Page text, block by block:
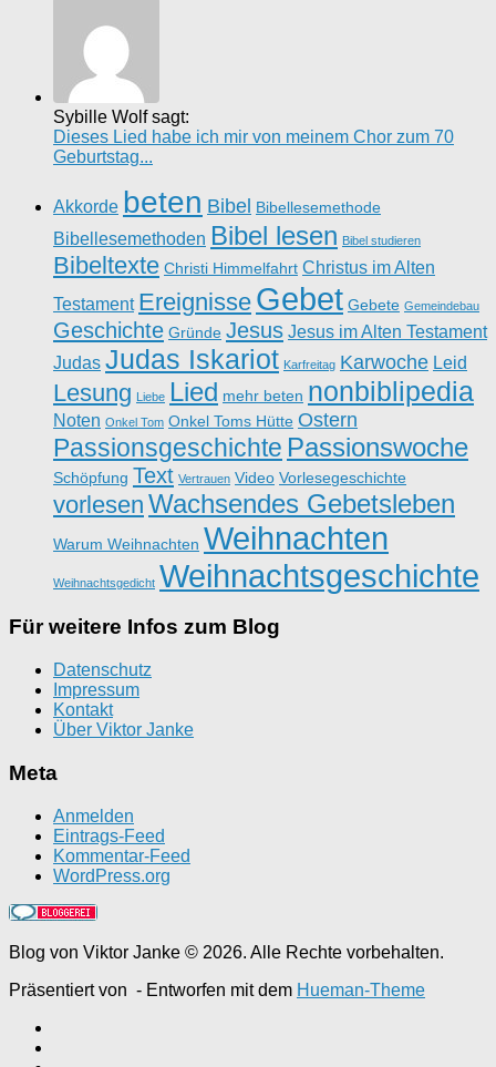
Sybille Wolf sagt:
Dieses Lied habe ich mir von meinem Chor zum 70
Geburtstag...
Akkorde beten Bibel Bibellesemethode
Bibellesemethoden Bibel lesen Bibel studieren
Bibeltexte Christi Himmelfahrt Christus im Alten
Testament Ereignisse Gebet Gebete Gemeindebau
Geschichte Gründe Jesus Jesus im Alten Testament
Judas Judas Iskariot Karfreitag Karwoche Leid
Lesung Liebe Lied mehr beten nonbiblipedia
Noten Onkel Tom Onkel Toms Hütte Ostern
Passionsgeschichte Passionswoche
Schöpfung Text Vertrauen Video Vorlesegeschichte
vorlesen Wachsendes Gebetsleben
Warum Weihnachten Weihnachten
Weihnachtsgedicht Weihnachtsgeschichte
Für weitere Infos zum Blog
Datenschutz
Impressum
Kontakt
Über Viktor Janke
Meta
Anmelden
Eintrags-Feed
Kommentar-Feed
WordPress.org
Blog von Viktor Janke © 2026. Alle Rechte vorbehalten.
Präsentiert von - Entworfen mit dem Hueman-Theme